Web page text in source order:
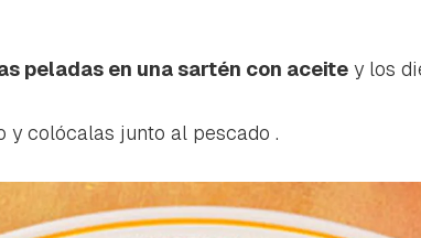
peladas en una sartén con aceite y los
y colócalas junto al pescado .